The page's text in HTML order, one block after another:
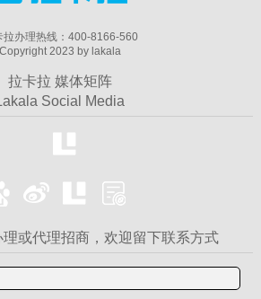
拉办理热线：400-8166-560
Copyright 2023 by lakala
拉卡拉 媒体矩阵
Social Media
或代理招商，欢迎留下联系方式